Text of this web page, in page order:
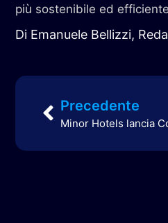
più sostenibile ed
Di Emanuele Bellizzi,
Precedente
Minor Hotels lancia